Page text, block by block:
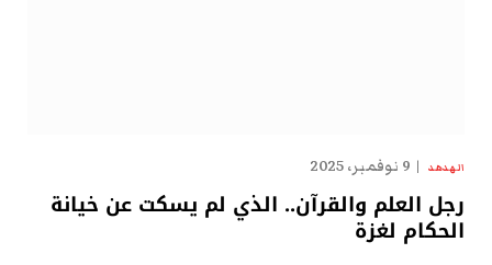
الهدهد 9 نوفمبر، 2025
رجل العلم والقرآن.. الذي لم يسكت عن خيانة
الحكام لغزة